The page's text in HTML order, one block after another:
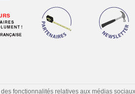
fonctionnalités relatives aux médias